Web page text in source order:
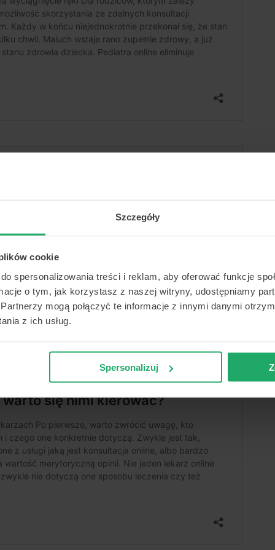
Szczegóły
cookie
spersonalizowania treści i reklam, aby oferować funkcje
o tym, jak korzystasz z naszej witryny, udostępniamy
mogą połączyć te informacje z innymi danymi
z ich usług.
Spersonalizuj